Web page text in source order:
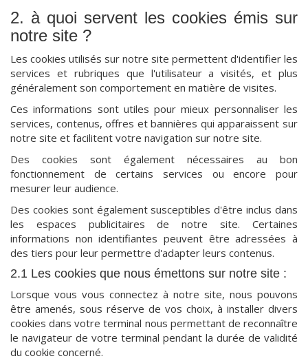
2. à quoi servent les cookies émis sur
notre site ?
Les cookies utilisés sur notre site permettent d'identifier les
services et rubriques que l'utilisateur a visités, et plus
généralement son comportement en matière de visites.
Ces informations sont utiles pour mieux personnaliser les
services, contenus, offres et bannières qui apparaissent sur
notre site et facilitent votre navigation sur notre site.
Des cookies sont également nécessaires au bon
fonctionnement de certains services ou encore pour
mesurer leur audience.
Des cookies sont également susceptibles d'être inclus dans
les espaces publicitaires de notre site. Certaines
informations non identifiantes peuvent être adressées à
des tiers pour leur permettre d'adapter leurs contenus.
2.1 Les cookies que nous émettons sur notre site :
Lorsque vous vous connectez à notre site, nous pouvons
être amenés, sous réserve de vos choix, à installer divers
cookies dans votre terminal nous permettant de reconnaître
le navigateur de votre terminal pendant la durée de validité
du cookie concerné.